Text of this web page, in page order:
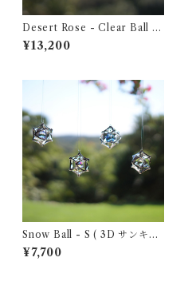
Desert Rose - Clear Ball (
3D サンキャッチャー )
¥13,200
Snow Ball - S ( 3D サンキャ
ッチャー )
¥7,700